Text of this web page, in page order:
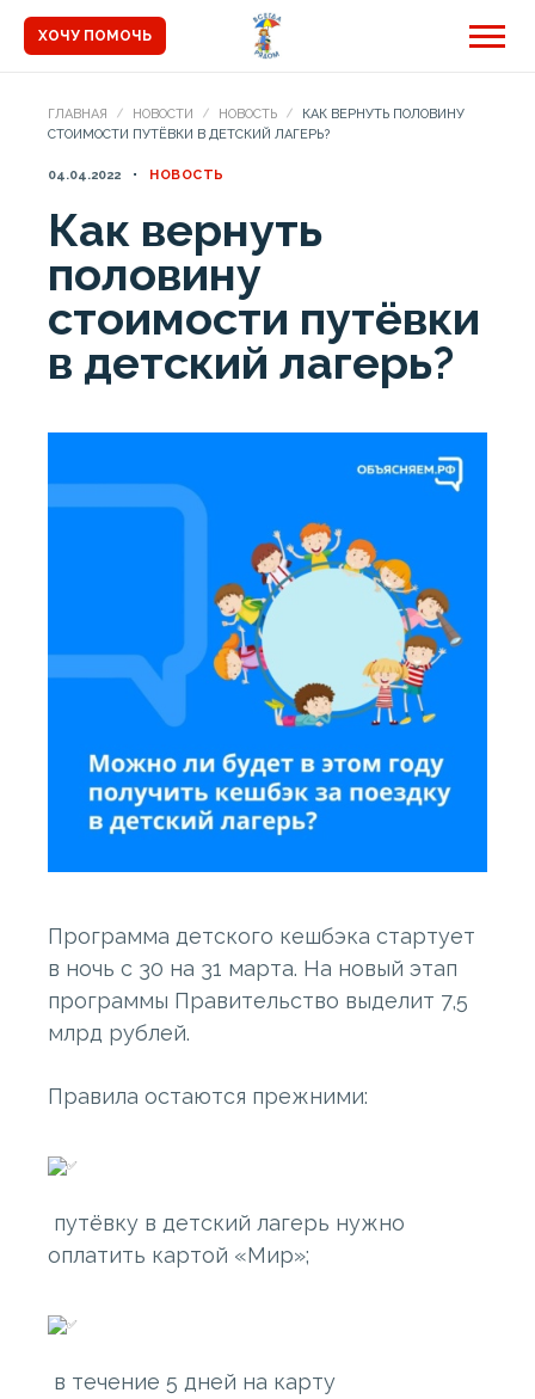
ХОЧУ ПОМОЧЬ
ГЛАВНАЯ НОВОСТИ НОВОСТЬ
КАК ВЕРНУТЬ ПОЛОВИНУ
СТОИМОСТИ ПУТЁВКИ В ДЕТСКИЙ ЛАГЕРЬ?
04.04.2022 НОВОСТЬ
Как вернуть
половину
стоимости путёвки
в детский лагерь?
Программа детского кешбэка стартует
в ночь с 30 на 31 марта. На новый этап
программы Правительство выделит 7,5
млрд рублей.
Правила остаются прежними:
путёвку в детский лагерь нужно
оплатить картой «Мир»;
в течение 5 дней на карту